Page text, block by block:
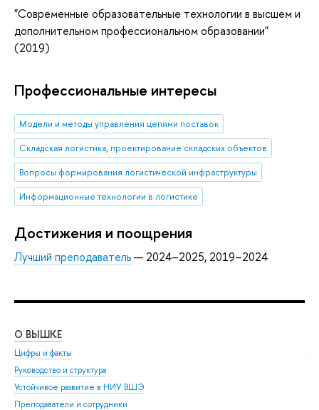
"Современные образовательные технологии в высшем и
дополнительном профессиональном образовании"
(2019)
Профессиональные интересы
Модели и методы управления цепями поставок
Складская логистика, проектирование складских объектов
Вопросы формирования логистической инфраструктуры
Информационные технологии в логистике
Достижения и поощрения
Лучший преподаватель— 2024–2025, 2019–2024
О ВЫШКЕ
Цифры и факты
Руководство и структура
Устойчивое развитие в НИУ ВШЭ
Преподаватели и сотрудники